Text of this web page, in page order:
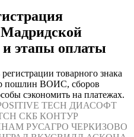
Мадридской
и этапы оплаты
товарного знака
пошлин ВОИС, сборов
сэкономить на платежах.
TECH ДИАСОФТ
СКБ КОНТУР
РУСАГРО ЧЕРКИЗОВО